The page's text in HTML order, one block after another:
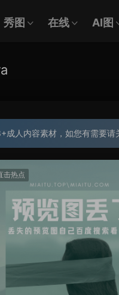
秀图 在线 AI图
人内容素材，如您有需要请
击热点